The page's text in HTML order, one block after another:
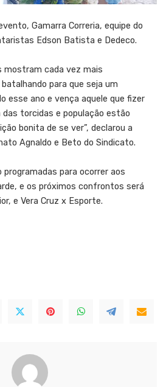
Gamarra Correria, equipe do
Edson Batista e Dedeco.
mostram cada vez mais
para que seja um
esse ano e vença aquele que fizer
das torcidas e população estão
bonita de se ver”, declarou a
Agnaldo e Beto do Sindicato.
para ocorrer aos
e os próximos confrontos será
e Vera Cruz x Esporte.
Djalma
View More Posts